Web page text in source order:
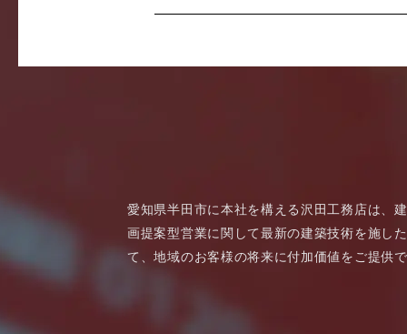
愛知県半田市に本社を構える沢田工務店は、
画提案型営業に関して最新の建築技術を施し
て、地域のお客様の将来に付加価値をご提供